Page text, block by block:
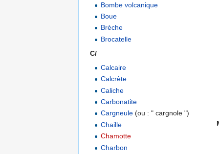
Bombe volcanique
Boue
Brèche
Brocatelle
C/
Calcaire
Calcrète
Caliche
Carbonatite
Cargneule (ou : " cargnole ")
Chaille
Chamotte
Charbon